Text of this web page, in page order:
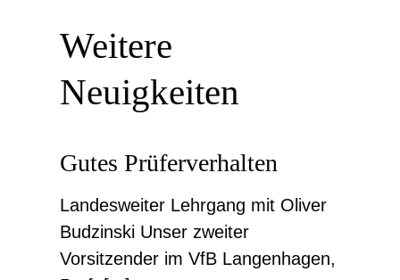
Weitere
Neuigkeiten
Gutes Prüferverhalten
Landesweiter Lehrgang mit Oliver
Budzinski Unser zweiter
Vorsitzender im VfB Langenhagen,